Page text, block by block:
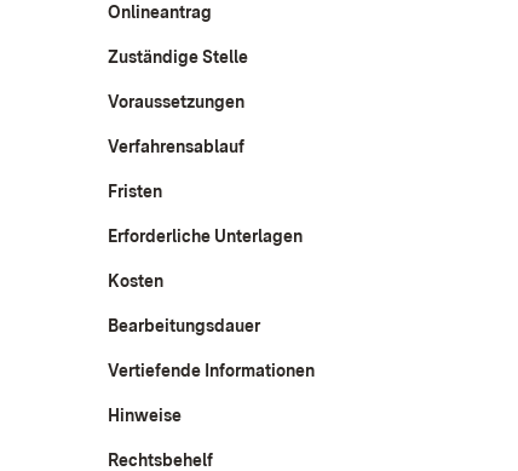
Onlineantrag
Zuständige Stelle
Voraussetzungen
Verfahrensablauf
Fristen
Erforderliche Unterlagen
Kosten
Bearbeitungsdauer
Vertiefende Informationen
Hinweise
Rechtsbehelf